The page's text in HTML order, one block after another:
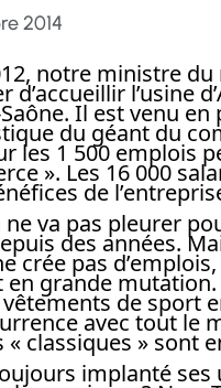
2014
notre ministre
d’accueillir l’usine
Il est venu
du géant du
les 1 500 emplois
». Les 16 000
de
ne va pas pleurer
des années.
crée pas
en grande
de sport
avec tout le
classiques » sont
implanté